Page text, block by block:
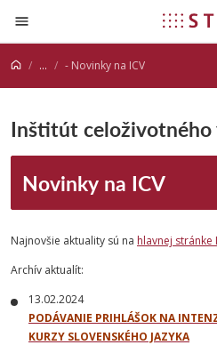
Prejsť na obsah
... - Novinky na ICV
Inštitút celoživotného
Novinky na ICV
Najnovšie aktuality sú na hlavnej stránke
Archív aktualít:
13.02.2024
PODÁVANIE PRIHLÁŠOK NA
KURZY SLOVENSKÉHO JAZYKA